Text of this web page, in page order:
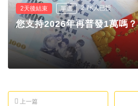
2天後結束 單選 2.7K人已投
您支持2026年再普發1萬嗎？
上一篇